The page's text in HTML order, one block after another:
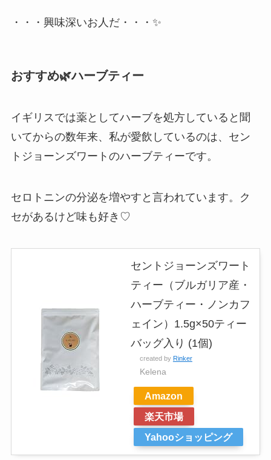
・・・興味深いお人だ・・・✨
おすすめ🌿ハーブティー
イギリスでは薬としてハーブを処方していると聞
いてからの数年来、私が愛飲しているのは、セン
トジョーンズワートのハーブティーです。
セロトニンの分泌を増やすと言われています。ク
セがあるけど味も好き♡
セントジョーンズワート
ティー（ブルガリア産・
ハーブティー・ノンカフ
ェイン）1.5g×50ティー
バッグ入り (1個)
created by Rinker
Kelena
Amazon
楽天市場
Yahooショッピング